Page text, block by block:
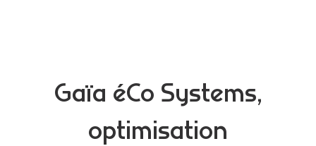
Gaïa éCo Systems,
optimisation